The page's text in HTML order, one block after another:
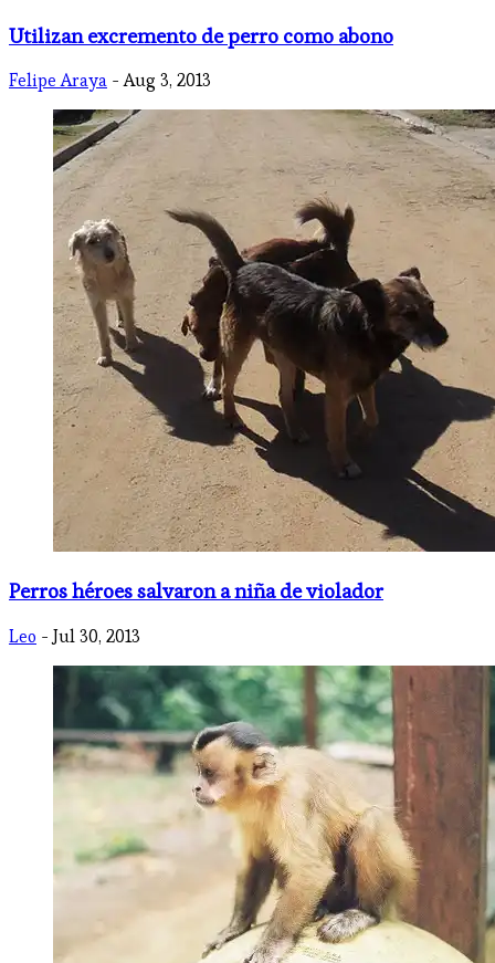
Utilizan excremento de perro como abono
Felipe Araya - Aug 3, 2013
Perros héroes salvaron a niña de violador
Leo - Jul 30, 2013